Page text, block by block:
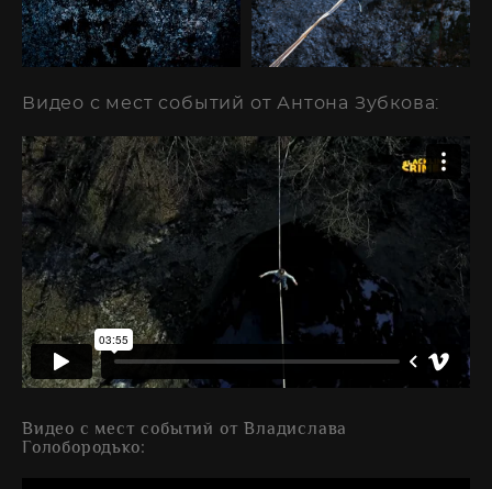
Видео с мест событий от Антона Зубкова:
Видео с мест событий от Владислава
Голобородько: